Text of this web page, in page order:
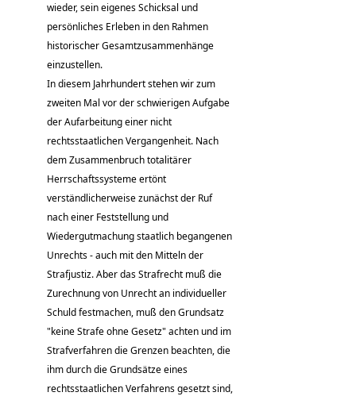
wieder, sein eigenes Schicksal und
persönliches Erleben in den Rahmen
historischer Gesamtzusammenhänge
einzustellen.
In diesem Jahrhundert stehen wir zum
zweiten Mal vor der schwierigen Aufgabe
der Aufarbeitung einer nicht
rechtsstaatlichen Vergangenheit. Nach
dem Zusammenbruch totalitärer
Herrschaftssysteme ertönt
verständlicherweise zunächst der Ruf
nach einer Feststellung und
Wiedergutmachung staatlich begangenen
Unrechts - auch mit den Mitteln der
Strafjustiz. Aber das Strafrecht muß die
Zurechnung von Unrecht an individueller
Schuld festmachen, muß den Grundsatz
"keine Strafe ohne Gesetz" achten und im
Strafverfahren die Grenzen beachten, die
ihm durch die Grundsätze eines
rechtsstaatlichen Verfahrens gesetzt sind,